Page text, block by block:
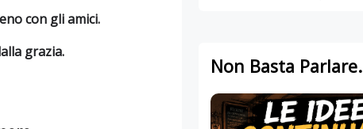
con gli amici.
grazia.
Non Basta Parlare.